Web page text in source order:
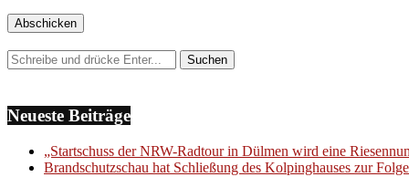
Neueste Beiträge
„Startschuss der NRW-Radtour in Dülmen wird eine
Brandschutzschau hat Schließung des Kolpinghauses zur Folge